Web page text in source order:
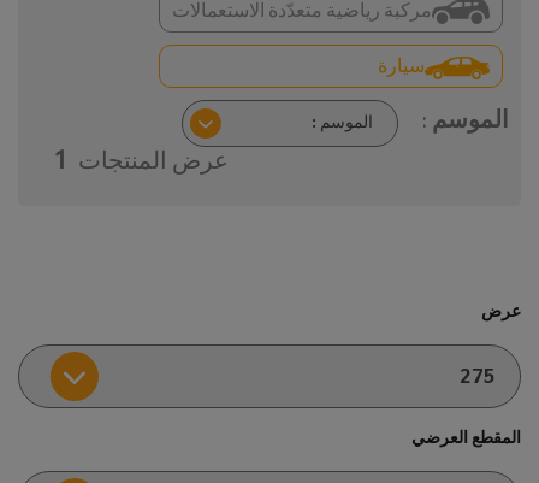
سيارة
مركبة رياضية متعدّدة الاستعمالات
الموسم :
عرض المنتجات
1
عرض
المقطع العرضي